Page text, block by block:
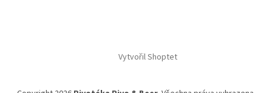
Vytvořil Shoptet